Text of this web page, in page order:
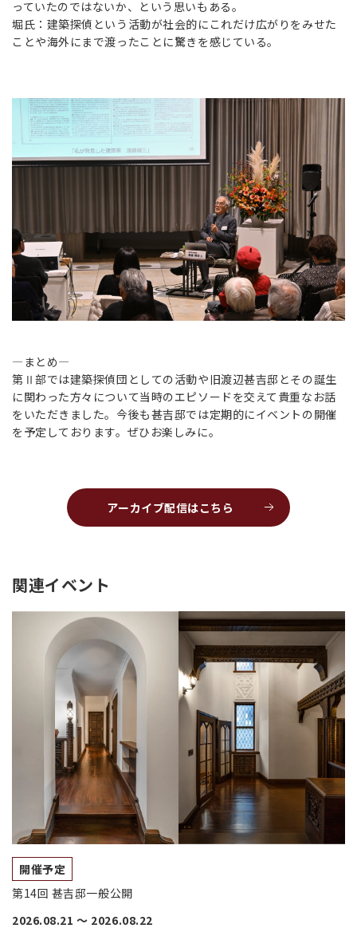
っていたのではないか、という思いもある。
堀氏：建築探偵という活動が社会的にこれだけ広がりをみせた
ことや海外にまで渡ったことに驚きを感じている。
―まとめ―
第Ⅱ部では建築探偵団としての活動や旧渡辺甚吉邸とその誕生
に関わった方々について当時のエピソードを交えて貴重なお話
をいただきました。今後も甚吉邸では定期的にイベントの開催
を予定しております。ぜひお楽しみに。
アーカイブ配信はこちら
関連イベント
開催予定
第14回 甚吉邸一般公開
2026.08.21 〜 2026.08.22